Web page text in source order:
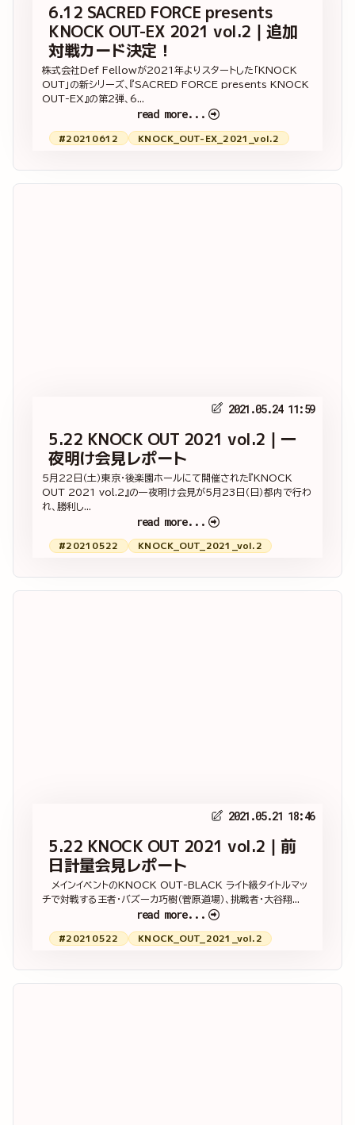
6.12 SACRED FORCE presents
KNOCK OUT-EX 2021 vol.2｜追加
対戦カード決定！
株式会社Def Fellowが2021年よりスタートした「KNOCK
OUT」の新シリーズ、『SACRED FORCE presents KNOCK
OUT-EX』の第2弾、6...
read more...
#20210612 KNOCK_OUT-EX_2021_vol.2
2021.05.24 11:59
5.22 KNOCK OUT 2021 vol.2｜一
夜明け会見レポート
5月22日（土）東京・後楽園ホールにて開催された『KNOCK
OUT 2021 vol.2』の一夜明け会見が5月23日（日）都内で行わ
れ、勝利し...
read more...
#20210522 KNOCK_OUT_2021_vol.2
2021.05.21 18:46
5.22 KNOCK OUT 2021 vol.2｜前
日計量会見レポート
メインイベントのKNOCK OUT-BLACK ライト級タイトルマッ
チで対戦する王者・バズーカ巧樹（菅原道場）、挑戦者・大谷翔...
read more...
#20210522 KNOCK_OUT_2021_vol.2